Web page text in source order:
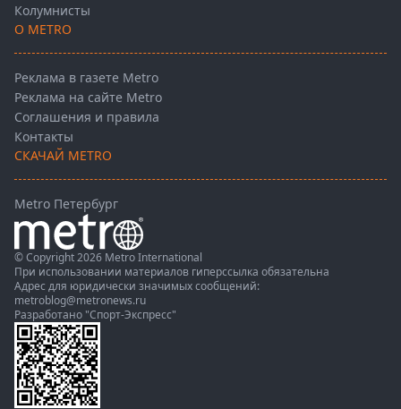
Колумнисты
О METRO
Реклама в газете Metro
Реклама на сайте Metro
Соглашения и правила
Контакты
СКАЧАЙ METRO
Metro Петербург
© Copyright 2026 Metro International
При использовании материалов гиперссылка обязательна
Адрес для юридически значимых сообщений:
metroblog@metronews.ru
Разработано "Спорт-Экспресс"